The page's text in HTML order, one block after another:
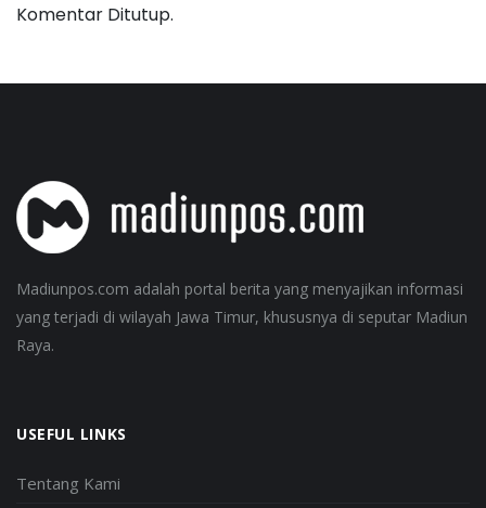
Komentar Ditutup.
Madiunpos.com adalah portal berita yang menyajikan informasi
yang terjadi di wilayah Jawa Timur, khususnya di seputar Madiun
Raya.
USEFUL LINKS
Tentang Kami